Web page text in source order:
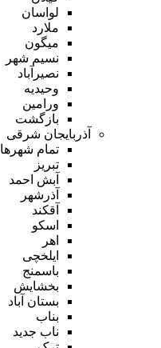
لواسان
ملارد
میگون
نسیم شهر
نصیرآباد
وحیدیه
ورامین
بازگشت
آذربایجان شرقی
تمام شهر‌ها
تبریز
آبش احمد
آذرشهر
آقکند
اسکو
اهر
ایلخچی
باسمنج
بخشایش
بستان آباد
بناب
ناب جدید